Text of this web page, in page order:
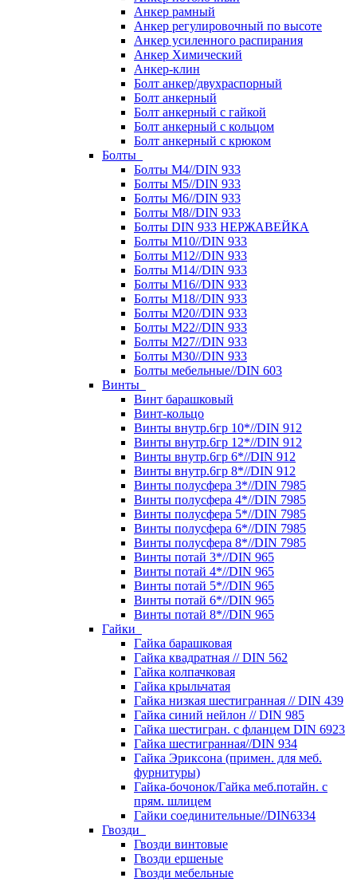
Анкер рамный
Анкер регулировочный по высоте
Анкер усиленного распирания
Анкер Химический
Анкер-клин
Болт анкер/двухраспорный
Болт анкерный
Болт анкерный с гайкой
Болт анкерный с кольцом
Болт анкерный с крюком
Болты
Болты М4//DIN 933
Болты М5//DIN 933
Болты М6//DIN 933
Болты М8//DIN 933
Болты DIN 933 НЕРЖАВЕЙКА
Болты М10//DIN 933
Болты М12//DIN 933
Болты М14//DIN 933
Болты М16//DIN 933
Болты М18//DIN 933
Болты М20//DIN 933
Болты М22//DIN 933
Болты М27//DIN 933
Болты М30//DIN 933
Болты мебельные//DIN 603
Винты
Винт барашковый
Винт-кольцо
Винты внутр.6гр 10*//DIN 912
Винты внутр.6гр 12*//DIN 912
Винты внутр.6гр 6*//DIN 912
Винты внутр.6гр 8*//DIN 912
Винты полусфера 3*//DIN 7985
Винты полусфера 4*//DIN 7985
Винты полусфера 5*//DIN 7985
Винты полусфера 6*//DIN 7985
Винты полусфера 8*//DIN 7985
Винты потай 3*//DIN 965
Винты потай 4*//DIN 965
Винты потай 5*//DIN 965
Винты потай 6*//DIN 965
Винты потай 8*//DIN 965
Гайки
Гайка барашковая
Гайка квадратная // DIN 562
Гайка колпачковая
Гайка крыльчатая
Гайка низкая шестигранная // DIN 439
Гайка синий нейлон // DIN 985
Гайка шестигран. с фланцем DIN 6923
Гайка шестигранная//DIN 934
Гайка Эриксона (примен. для меб.
фурнитуры)
Гайка-бочонок/Гайка меб.потайн. с
прям. шлицем
Гайки соединительные//DIN6334
Гвозди
Гвозди винтовые
Гвозди ершеные
Гвозди мебельные